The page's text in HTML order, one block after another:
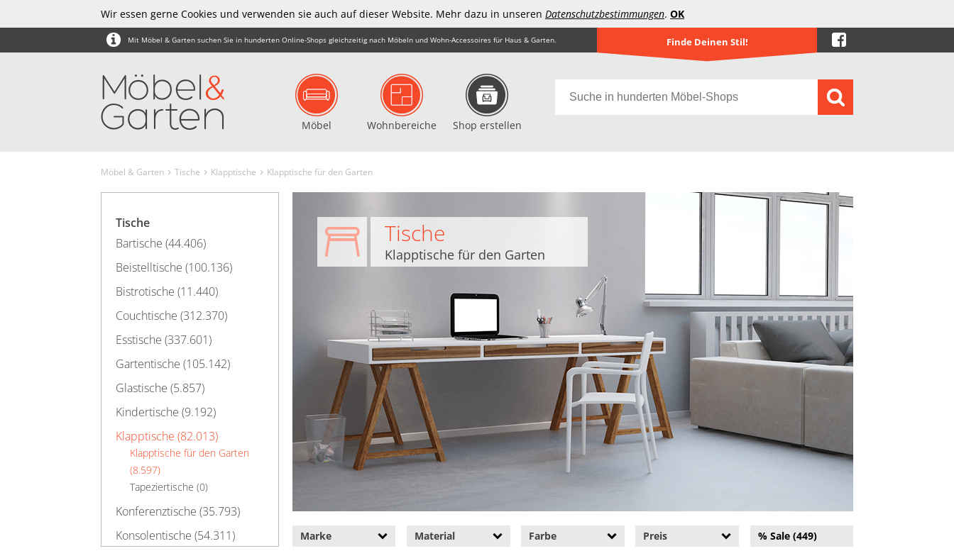
Wir essen gerne Cookies und verwenden sie auch auf dieser Website. Mehr dazu in unseren Datenschutzbestimmungen. OK
Mit Möbel & Garten suchen Sie in hunderten Online-Shops gleichzeitig nach Möbeln und Wohn-Accessoires für Haus & Garten. Finde Deinen Stil!
Möbel Wohnbereiche Shop erstellen
Möbel & Garten Tische Klapptische Klapptische für den Garten
Tische
Bartische (44.406)
Beistelltische (100.136)
Bistrotische (11.440)
Couchtische (312.370)
Esstische (337.601)
Gartentische (105.142)
Glastische (5.857)
Kindertische (9.192)
Klapptische (82.013)
Klapptische für den Garten
(8.597)
Tapeziertische (0)
Konferenztische (35.793)
Konsolentische (54.311)
Tische
Klapptische für den Garten
Marke Material Farbe Preis % Sale (449)